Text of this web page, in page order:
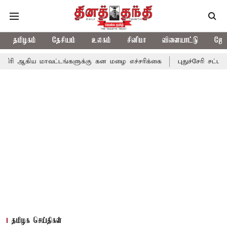
தமிழகம் தேசியம் உலகம் சினிமா விளையாட்டு
கன மழை எச்சரிக்கை புதுச்சேரி சட்டசபையில்
தமிழக செய்திகள்